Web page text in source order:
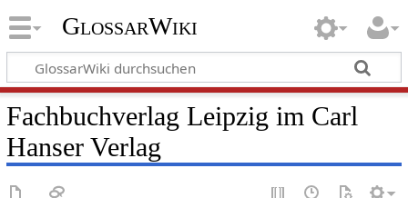
GlossarWiki
Fachbuchverlag Leipzig im Carl
Hanser Verlag